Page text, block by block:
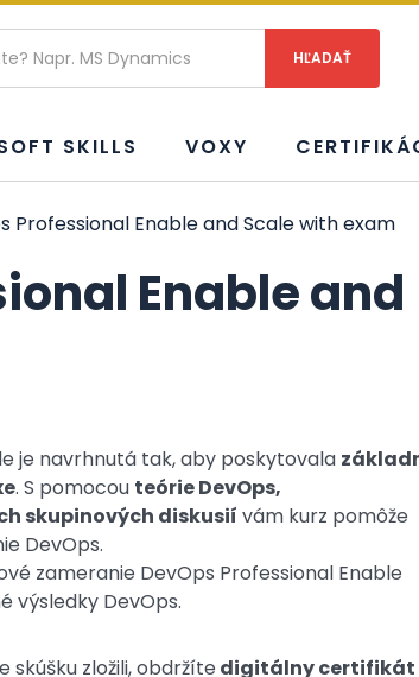
SKILLS VOXY
Professional Enable and Scale with exam
Enable and
je navrhnutá tak, aby poskytovala
. S pomocou teórie DevOps,
skupinových diskusií vám kurz pomôže
DevOps.
zameranie DevOps Professional Enable
výsledky DevOps.
zložili, obdržíte digitálny certifikát